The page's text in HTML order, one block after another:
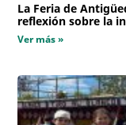
La Feria de
reflexión sobre la
Ver más »